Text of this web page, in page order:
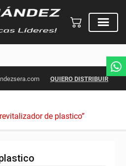
QUIERO DISTRIBUIR
de plastico”